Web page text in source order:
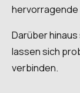
Darüber
lassen sich
verbinden.